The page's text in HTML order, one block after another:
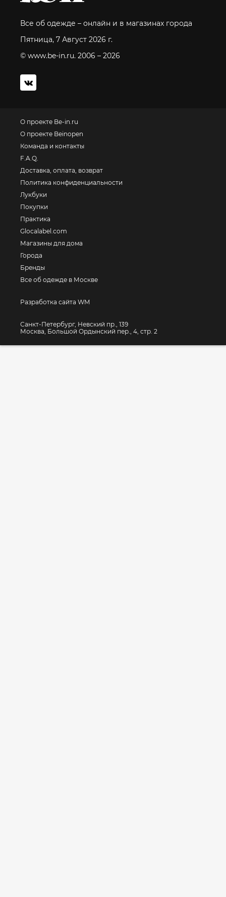
Все об одежде – онлайн и в магазинах города
Пятница, 7 Август 2026 г.
© www.be-in.ru. 2006 – 2026
О проекте Be-in.ru
О проекте Beinopen
Команда и контакты
F.A.Q.
Доставка, оплата, возврат
Политика конфиденциальности
Лукбуки
Покупки
Практика
Glocalabel.com
Магазины для дома
Города
Бренды
Все об одежде в Москве
Разработка сайта WM
Санкт-Петербург, Невский пр., 139
Москва, Большой Ордынский пер., 4, стр. 2